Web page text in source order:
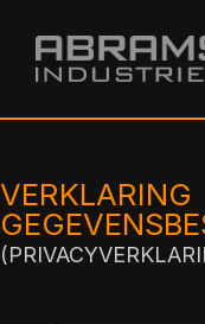
VERKLARING